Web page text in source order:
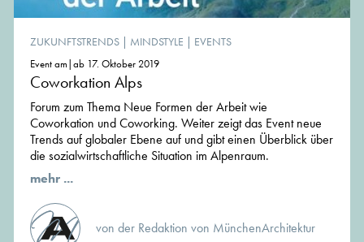
ZUKUNFTSTRENDS | MINDSTYLE | EVENTS
Event am|ab 17. Oktober 2019
Coworkation Alps
Forum zum Thema Neue Formen der Arbeit wie
Coworkation und Coworking. Weiter zeigt das Event neue
Trends auf globaler Ebene auf und gibt einen Überblick über
die sozialwirtschaftliche Situation im Alpenraum.
mehr ...
von der Redaktion von MünchenArchitektur